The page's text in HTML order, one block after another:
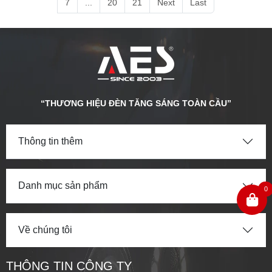
7 20 21 Next Last
“THƯƠNG HIỆU ĐÈN TĂNG SÁNG TOÀN CẦU”
Thông tin thêm
Danh mục sản phẩm
Về chúng tôi
THÔNG TIN CÔNG TY
0